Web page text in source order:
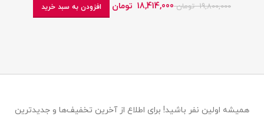
19,800,000 تومان18,414,000 تومان افزودن به سبد خرید
همیشه اولین نفر باشید! برای اطلاع از آخرین تخفیف‌ها و جدیدترین